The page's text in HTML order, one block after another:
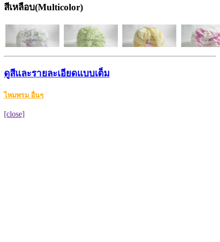
สีเหลือบ(Multicolor)
ดูสีและรายละเอียดแบบเต็ม
ไหมพรม อื่นๆ
[close]